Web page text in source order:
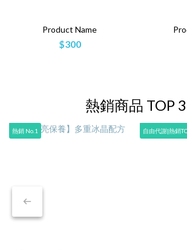
Product Name
$300
熱銷商品 TOP 3
熱銷 No.1 自由代謝|熱銷